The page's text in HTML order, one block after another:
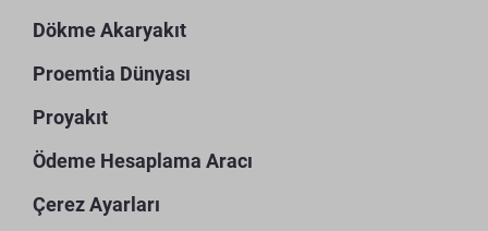
Dökme Akaryakıt
Proemtia Dünyası
Proyakıt
Ödeme Hesaplama Aracı
Çerez Ayarları